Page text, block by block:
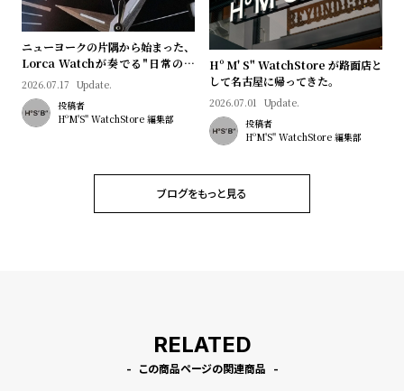
ニューヨークの片隅から始まった、
Lorca Watchが奏でる"日常のロ
マン"｜Brand Picks #08
2026.07.17 Update.
投稿者
HºM'S" WatchStore 編集部
Hº M' S" WatchStore が路面店と
して名古屋に帰ってきた。
2026.07.01 Update.
投稿者
HºM'S" WatchStore 編集部
ブログをもっと見る
RELATED
この商品ページの関連商品